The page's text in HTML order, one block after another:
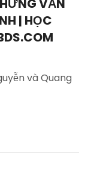
| HỌC
và Quang